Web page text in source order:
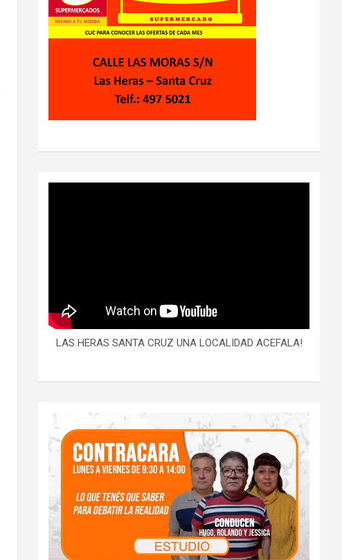
LAS HERAS SANTA CRUZ UNA LOCALIDAD ACEFALA!